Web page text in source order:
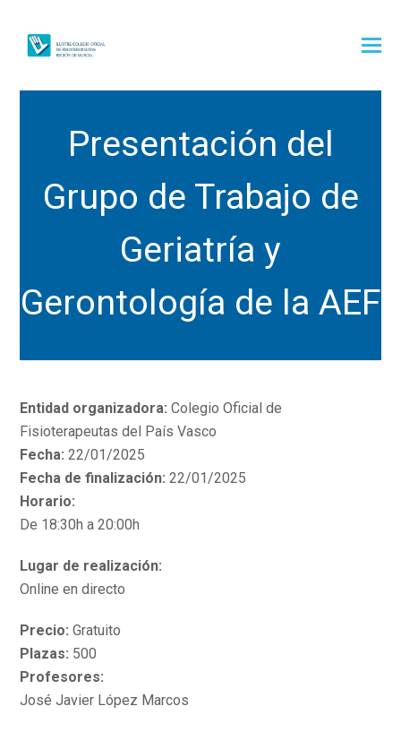
Presentación del
Grupo de Trabajo de
Geriatría y
Gerontología de la AEF
Entidad organizadora: Colegio Oficial de
Fisioterapeutas del País Vasco
Fecha: 22/01/2025
Fecha de finalización: 22/01/2025
Horario:
De 18:30h a 20:00h
Lugar de realización:
Online en directo
Precio: Gratuito
Plazas: 500
Profesores:
José Javier López Marcos